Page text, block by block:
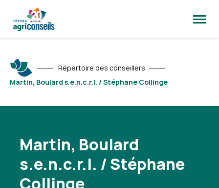
la
Répertoire des conseillers
Martin, Boulard s.e.n.c.r.l. / Stéphane Collinge
Martin, Boulard
s.e.n.c.r.l. / Stéphane
Collinge